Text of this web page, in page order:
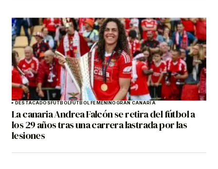
DESTACADOS FÚTBOLFÚTBOL FEMENINOGRAN CANARIA
La canaria Andrea Falcón se retira del fútbol a
los 29 años tras una carrera lastrada por las
lesiones